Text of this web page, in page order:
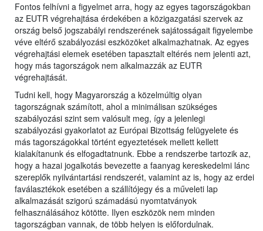
Fontos felhívni a figyelmet arra, hogy az egyes tagországokban
az EUTR végrehajtása érdekében a közigazgatási szervek az
ország belső jogszabályi rendszerének sajátosságait figyelembe
véve eltérő szabályozási eszközöket alkalmazhatnak. Az egyes
végrehajtási elemek esetében tapasztalt eltérés nem jelenti azt,
hogy más tagországok nem alkalmazzák az EUTR
végrehajtását.
Tudni kell, hogy Magyarország a közelmúltig olyan
tagországnak számított, ahol a minimálisan szükséges
szabályozási szint sem valósult meg, így a jelenlegi
szabályozási gyakorlatot az Európai Bizottság felügyelete és
más tagországokkal történt egyeztetések mellett kellett
kialakítanunk és elfogadtatnunk. Ebbe a rendszerbe tartozik az,
hogy a hazai jogalkotás bevezette a faanyag kereskedelmi lánc
szereplők nyilvántartási rendszerét, valamint az is, hogy az erdei
faválasztékok esetében a szállítójegy és a műveleti lap
alkalmazását szigorú számadású nyomtatványok
felhasználásához kötötte. Ilyen eszközök nem minden
tagországban vannak, de több helyen is előfordulnak.